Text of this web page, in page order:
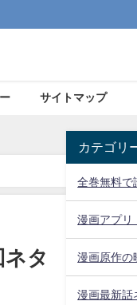
サイトマップ
タ
カテゴリ
全巻無料で
漫画アプリ
漫画原作の
漫画最新話